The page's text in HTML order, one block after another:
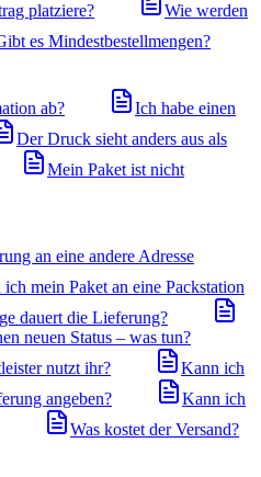
platziere?
Wie werden
es Mindestbestellmengen?
ab?
Ich habe einen
Der Druck sieht anders aus als
Mein Paket ist nicht
an eine andere Adresse
mein Paket an eine Packstation
dauert die Lieferung?
neuen Status – was tun?
nutzt ihr?
Kann ich
angeben?
Kann ich
Was kostet der Versand?